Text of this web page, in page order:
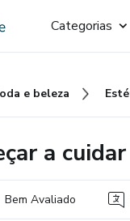
Categorias
e beleza
a
Bem Avaliado